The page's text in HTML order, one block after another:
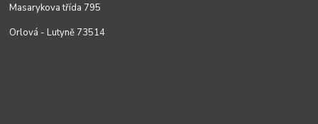
Masarykova třída 795
Orlová - Lutyně 73514